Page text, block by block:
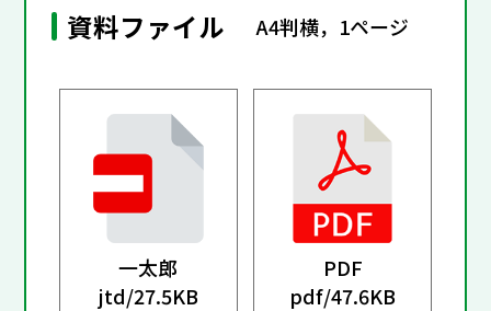
資料ファイル A4判横，1ページ
一太郎
jtd/27.5KB
PDF
pdf/47.6KB